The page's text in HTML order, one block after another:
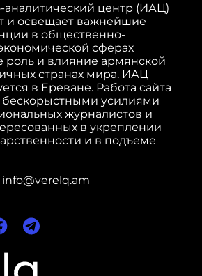
центр (ИАЦ)
и освещает важнейшие
в общественно-
сферах
роль и влияние армянской
странах мира. ИАЦ
в Ереване. Работа сайта
бескорыстными усилиями
журналистов и
в укреплении
и в подъеме
info@verelq.am